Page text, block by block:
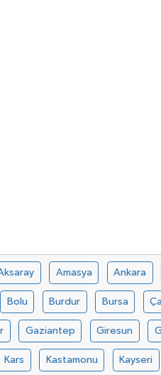
Amasya Ankara
Bolu Burdur Bursa
Gaziantep Giresun
Kars Kastamonu Kayseri